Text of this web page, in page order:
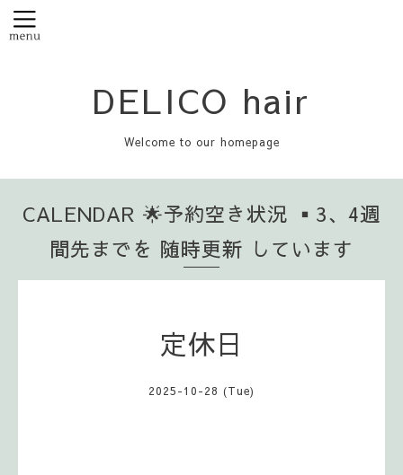
DELICO hair
Welcome to our homepage
CALENDAR 🌟予約空き状況 ▪️3、4週
間先までを 随時更新 しています
定休日
2025-10-28 (Tue)